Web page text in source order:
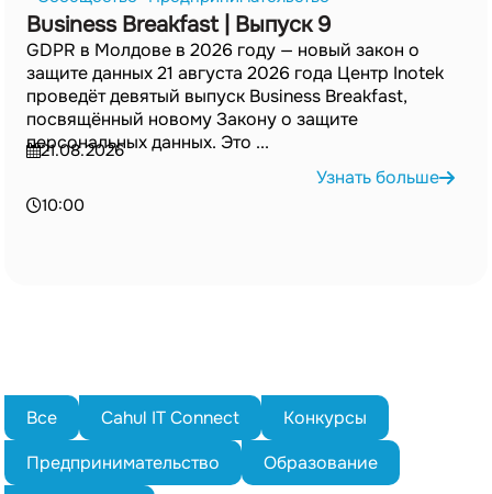
Business Breakfast | Выпуск 9
GDPR в Молдове в 2026 году — новый закон о
защите данных 21 августа 2026 года Центр Inotek
проведёт девятый выпуск Business Breakfast,
посвящённый новому Закону о защите
персональных данных. Это ...
21.08.2026
10:00
Узнать больше
Все Cahul IT Connect
Конкурсы
Предпринимательство
Образование